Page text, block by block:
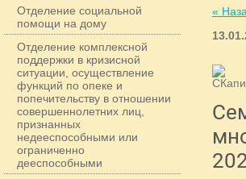
Отделение социальной
помощи на дому
Отделение комплексной
поддержки в кризисной
ситуации, осуществление
функций по опеке и
попечительству в отношении
совершеннолетних лиц,
признанных
недееспособными или
ограниченно
дееспособными
«